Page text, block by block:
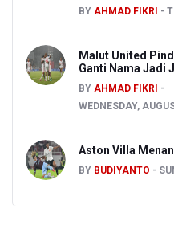
BY AHMAD FIKRI
Malut United
Ganti Nama Jadi
BY AHMAD FIKRI
WEDNESDAY,
Aston Villa
BY BUDIYANTO